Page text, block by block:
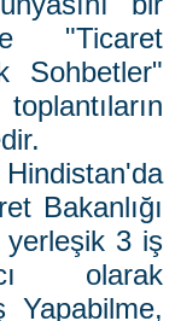
"Ticaret
Sohbetler"
Bakanlığı
yerleşik 3 iş
olarak
Yapabilme,